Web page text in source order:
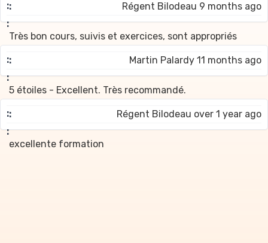
Régent Bilodeau 9 months ago
Très bon cours, suivis et exercices, sont appropriés
Martin Palardy 11 months ago
5 étoiles - Excellent. Très recommandé.
Régent Bilodeau over 1 year ago
excellente formation